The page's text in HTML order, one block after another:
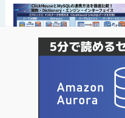
ClickHouseとMySQLの
連携方法を徹底比較！関
数・Dictionary・エンジ